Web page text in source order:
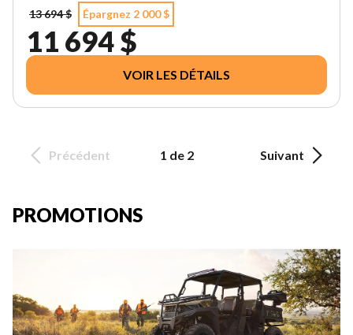
13 694 $
Épargnez 2 000 $
11 694 $
VOIR LES DÉTAILS
Précédent 1 de 2 Suivant
PROMOTIONS